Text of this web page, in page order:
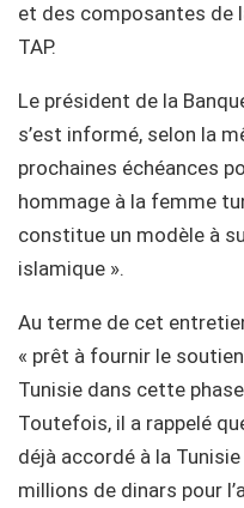
et des composantes de
TAP.
Le président de la
s’est informé, selon la
prochaines échéances
hommage à la femme
constitue un modèle à
islamique ».
Au terme de cet
« prêt à fournir le
Tunisie dans cette
Toutefois, il a rappelé
déjà accordé à la
millions de dinars pour